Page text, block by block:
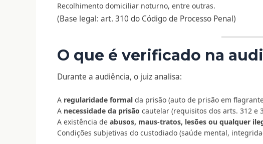
Recolhimento domiciliar noturno, entre outras.
(Base legal: art. 310 do Código de Processo Penal)
O que é verificado na
Durante a audiência, o juiz analisa:
A regularidade formal da prisão (auto de prisão em
A necessidade da prisão cautelar (requisitos dos arts. 312 e
A existência de abusos, maus-tratos, lesões ou qualquer
Condições subjetivas do custodiado (saúde mental,